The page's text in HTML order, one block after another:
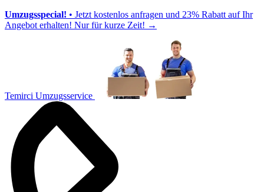
Umzugsspecial! • Jetzt kostenlos anfragen und 23% Rabatt auf Ihr
Angebot erhalten! Nur für kurze Zeit! →
Temirci Umzugsservice